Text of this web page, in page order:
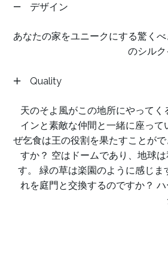
デザイン
あなたの家をユニークにする驚く
のシル
Quality
あなたの家をユニークにする驚く
のシル
天のそよ風がこの地所にやってく
インと素敵な仲間と一緒に座って
ぜ乞食は王の役割を果たすことが
すか？ 空はドームであり、地球
す。 緑の草は楽園のように感じま
れを庭門と交換するのですか？ ハ